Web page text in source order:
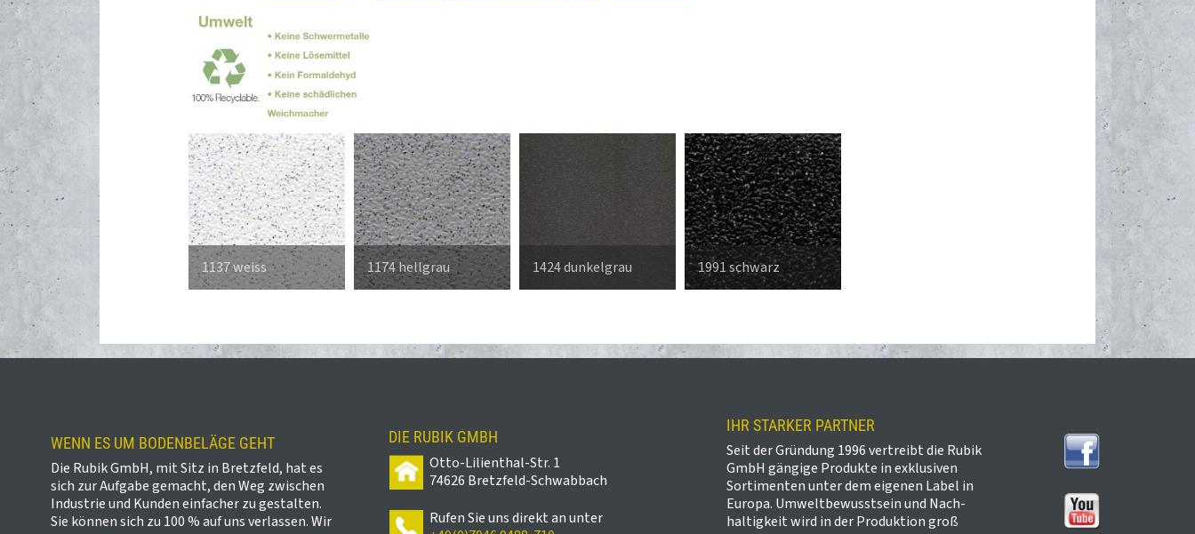
1137 weiss 1174 hellgrau 1424 dunkelgrau 1991 schwarz
WENN ES UM BODENBELÄGE GEHT
Die Rubik GmbH, mit Sitz in Bretzfeld, hat es
sich zur Aufgabe gemacht, den Weg zwischen
Industrie und Kunden einfacher zu gestalten.
Sie können sich zu 100 % auf uns verlassen. Wir
DIE RUBIK GMBH
Otto-Lilienthal-Str. 1
74626 Bretzfeld-Schwabbach
Rufen Sie uns direkt an unter
IHR STARKER PARTNER
Seit der Gründung 1996 vertreibt die Rubik
GmbH gängige Produkte in exklusiven
Sortimenten unter dem eigenen Label in
Europa. Umweltbewusstsein und Nach-
haltigkeit wird in der Produktion groß